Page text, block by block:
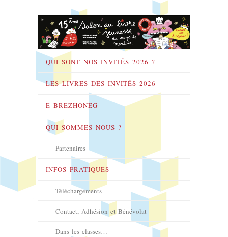
QUI SONT NOS INVITÉS 2026 ?
LES LIVRES DES INVITÉS 2026
E BREZHONEG
QUI SOMMES NOUS ?
Partenaires
INFOS PRATIQUES
Téléchargements
Contact, Adhésion et Bénévolat
Dans les classes…